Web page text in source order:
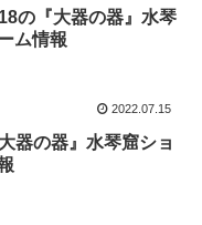
の『大器の器』水琴
ム情報
2022.07.15
器の器』水琴窟ショ